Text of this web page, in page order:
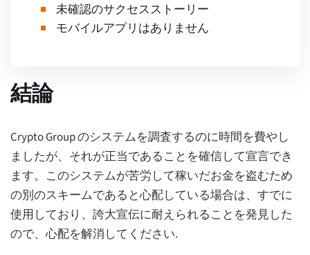
未確認のサクセスストーリー
モバイルアプリはありません
結論
Crypto Group のシステムを調査するのに時間を費やし
ましたが、それが正当であることを確信して宣言でき
ます。このシステムが苦労して稼いだお金を盗むため
の別のスキームであると心配している場合は、すでに
使用しており、誇大宣伝に耐えられることを発見した
ので、心配を解消してください.